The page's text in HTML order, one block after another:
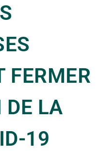
FERMER
DE LA
19